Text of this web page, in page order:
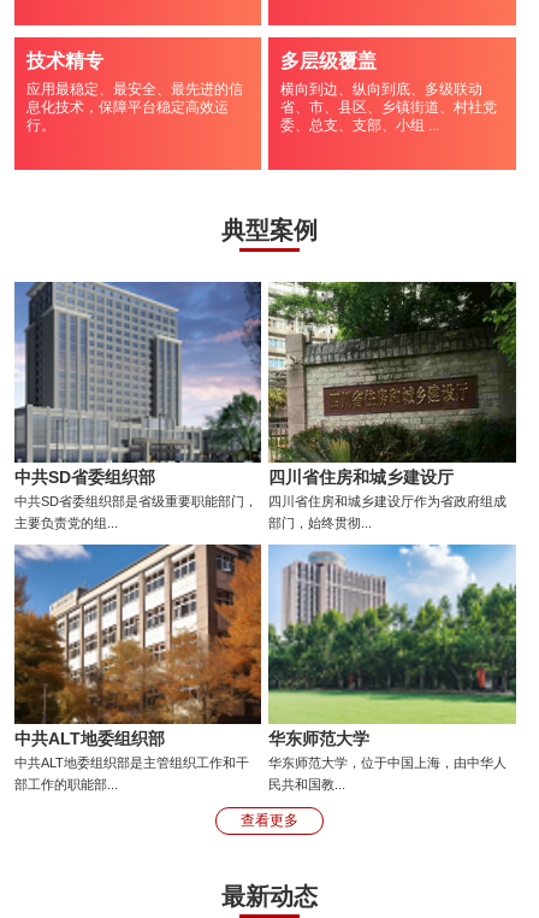
技术精专
应用最稳定、最安全、最先进的信
息化技术，保障平台稳定高效运
行。
多层级覆盖
横向到边、纵向到底、多级联动
省、市、县区、乡镇街道、村社党
委、总支、支部、小组 ...
典型案例
中共SD省委组织部
中共SD省委组织部是省级重要职能部门，
主要负责党的组...
四川省住房和城乡建设厅
四川省住房和城乡建设厅作为省政府组成
部门，始终贯彻...
中共ALT地委组织部
中共ALT地委组织部是主管组织工作和干
部工作的职能部...
华东师范大学
华东师范大学，位于中国上海，由中华人
民共和国教...
查看更多
最新动态